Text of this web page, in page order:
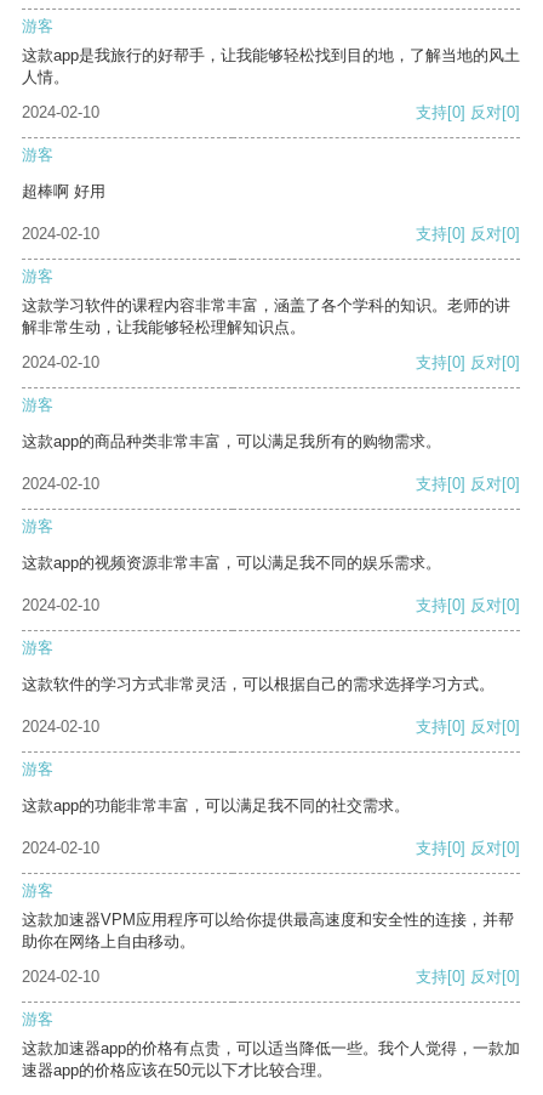
游客
这款app是我旅行的好帮手，让我能够轻松找到目的地，了解当地的风土
人情。
2024-02-10
支持[0] 反对[0]
游客
超棒啊 好用
2024-02-10 支持[0] 反对[0]
游客
这款学习软件的课程内容非常丰富，涵盖了各个学科的知识。老师的讲
解非常生动，让我能够轻松理解知识点。
2024-02-10
支持[0] 反对[0]
游客
这款app的商品种类非常丰富，可以满足我所有的购物需求。
2024-02-10 支持[0] 反对[0]
游客
这款app的视频资源非常丰富，可以满足我不同的娱乐需求。
2024-02-10 支持[0] 反对[0]
游客
这款软件的学习方式非常灵活，可以根据自己的需求选择学习方式。
2024-02-10 支持[0] 反对[0]
游客
这款app的功能非常丰富，可以满足我不同的社交需求。
2024-02-10 支持[0] 反对[0]
游客
这款加速器VPM应用程序可以给你提供最高速度和安全性的连接，并帮
助你在网络上自由移动。
2024-02-10
支持[0] 反对[0]
游客
这款加速器app的价格有点贵，可以适当降低一些。我个人觉得，一款加
速器app的价格应该在50元以下才比较合理。